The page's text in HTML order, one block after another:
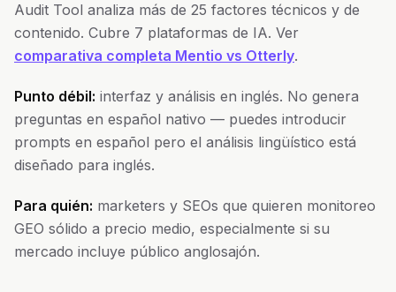
Audit Tool analiza más de 25 factores técnicos y de
contenido. Cubre 7 plataformas de IA. Ver
comparativa completa Mentio vs Otterly.
Punto débil: interfaz y análisis en inglés. No genera
preguntas en español nativo — puedes introducir
prompts en español pero el análisis lingüístico está
diseñado para inglés.
Para quién: marketers y SEOs que quieren monitoreo
GEO sólido a precio medio, especialmente si su
mercado incluye público anglosajón.